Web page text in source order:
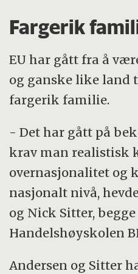
Fargerik
EU har gått fra å
og ganske like land
fargerik familie.
- Det har gått på
krav man realistisk
overnasjonalitet og
nasjonalt nivå,
og Nick Sitter,
Handelshøyskolen
Andersen og Sitter